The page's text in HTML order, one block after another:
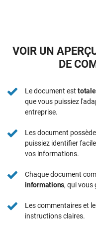
VOIR UN
DE
Le document est
que vous puissiez
entreprise.
Les document
puissiez identifier
vos informations.
Chaque document
informations, qui vous
Les commentaires et
instructions claires.